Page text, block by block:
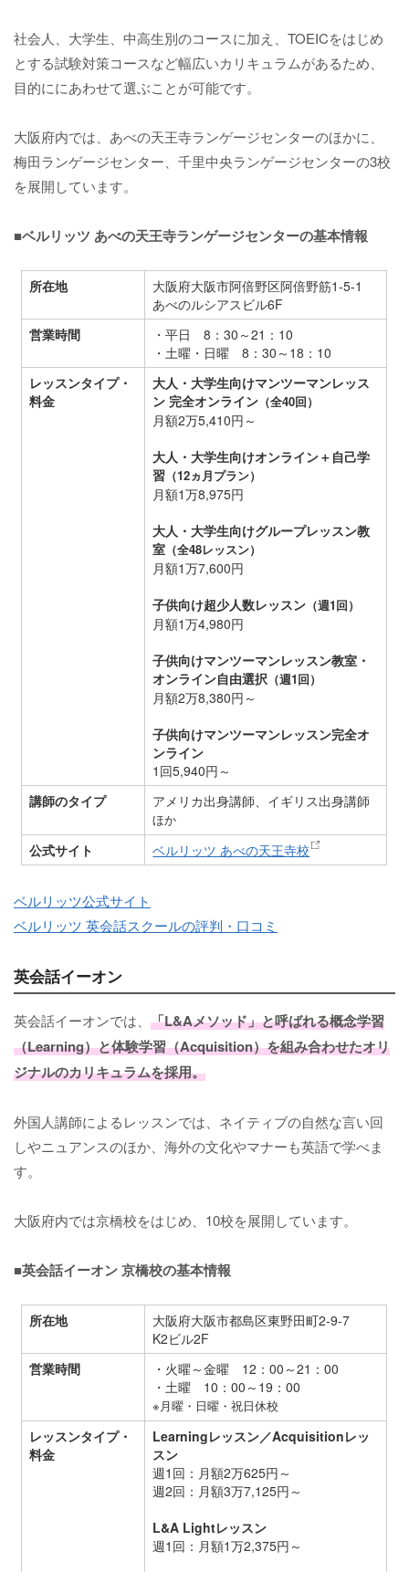
社会人、大学生、中高生別のコースに加え、TOEICをはじめ
とする試験対策コースなど幅広いカリキュラムがあるため、
目的ににあわせて選ぶことが可能です。
大阪府内では、あべの天王寺ランゲージセンターのほかに、
梅田ランゲージセンター、千里中央ランゲージセンターの3校
を展開しています。
■ベルリッツ あべの天王寺ランゲージセンターの基本情報
所在地
大阪府大阪市阿倍野区阿倍野筋1-5-1
あべのルシアスビル6F
営業時間
・平日 8：30～21：10
・土曜・日曜 8：30～18：10
レッスンタイプ・
料金
大人・大学生向けマンツーマンレッス
ン 完全オンライン （全40回）
月額2万5,410円～
大人・大学生向けオンライン＋自己学
習 （12ヵ月プラン）
月額1万8,975円
大人・大学生向けグループレッスン教
室 （全48レッスン）
月額1万7,600円
子供向け超少人数レッスン （週1回）
月額1万4,980円
子供向けマンツーマンレッスン教室・
オンライン自由選択 （週1回）
月額2万8,380円～
子供向けマンツーマンレッスン完全オ
ンライン
1回5,940円～
講師のタイプ
アメリカ出身講師、イギリス出身講師
ほか
公式サイト ベルリッツ あべの天王寺校
ベルリッツ公式サイト
ベルリッツ 英会話スクールの評判・口コミ
英会話イーオン
英会話イーオンでは、 「L&Aメソッド」と呼ばれる概念学習
（Learning）と体験学習（Acquisition）を組み合わせたオリ
ジナルのカリキュラムを採用。
外国人講師によるレッスンでは、ネイティブの自然な言い回
しやニュアンスのほか、海外の文化やマナーも英語で学べま
す。
大阪府内では京橋校をはじめ、10校を展開しています。
■英会話イーオン 京橋校の基本情報
所在地
大阪府大阪市都島区東野田町2-9-7
K2ビル2F
営業時間
・火曜～金曜 12：00～21：00
・土曜 10：00～19：00
※月曜・日曜・祝日休校
レッスンタイプ・
料金
Learningレッスン／Acquisitionレッ
スン
週1回：月額2万625円～
週2回：月額3万7,125円～
L&A Lightレッスン
週1回：月額1万2,375円～